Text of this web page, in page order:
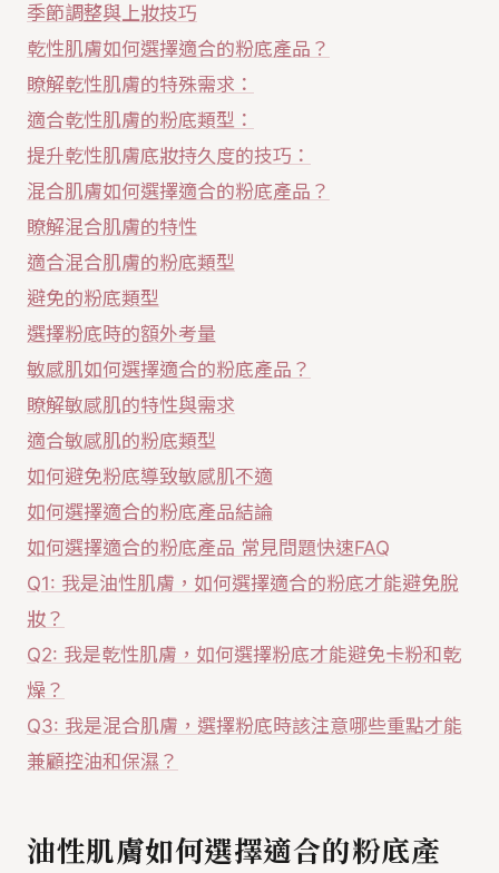
季節調整與上妝技巧
乾性肌膚如何選擇適合的粉底產品？
瞭解乾性肌膚的特殊需求：
適合乾性肌膚的粉底類型：
提升乾性肌膚底妝持久度的技巧：
混合肌膚如何選擇適合的粉底產品？
瞭解混合肌膚的特性
適合混合肌膚的粉底類型
避免的粉底類型
選擇粉底時的額外考量
敏感肌如何選擇適合的粉底產品？
瞭解敏感肌的特性與需求
適合敏感肌的粉底類型
如何避免粉底導致敏感肌不適
如何選擇適合的粉底產品結論
如何選擇適合的粉底產品 常見問題快速FAQ
Q1: 我是油性肌膚，如何選擇適合的粉底才能避免脫
妝？
Q2: 我是乾性肌膚，如何選擇粉底才能避免卡粉和乾
燥？
Q3: 我是混合肌膚，選擇粉底時該注意哪些重點才能
兼顧控油和保濕？
油性肌膚如何選擇適合的粉底產